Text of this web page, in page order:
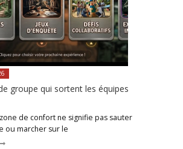
groupe qui sortent les équipes
de confort ne signifie pas sauter
ou marcher sur le